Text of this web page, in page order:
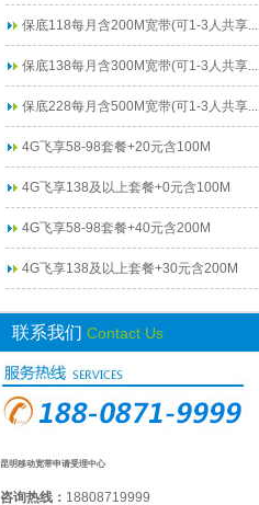
保底118每月含200M宽带(可1-3人共享...
保底138每月含300M宽带(可1-3人共享...
保底228每月含500M宽带(可1-3人共享...
4G飞享58-98套餐+20元含100M
4G飞享138及以上套餐+0元含100M
4G飞享58-98套餐+40元含200M
4G飞享138及以上套餐+30元含200M
联系我们 Contact Us
昆明移动宽带申请受理中心
咨询热线： 18808719999